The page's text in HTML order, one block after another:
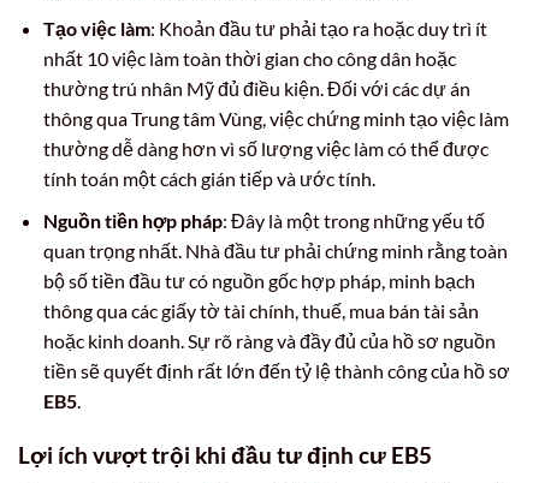
Tạo việc làm: Khoản đầu tư phải tạo ra hoặc duy trì ít
nhất 10 việc làm toàn thời gian cho công dân hoặc
thường trú nhân Mỹ đủ điều kiện. Đối với các dự án
thông qua Trung tâm Vùng, việc chứng minh tạo việc làm
thường dễ dàng hơn vì số lượng việc làm có thể được
tính toán một cách gián tiếp và ước tính.
Nguồn tiền hợp pháp: Đây là một trong những yếu tố
quan trọng nhất. Nhà đầu tư phải chứng minh rằng toàn
bộ số tiền đầu tư có nguồn gốc hợp pháp, minh bạch
thông qua các giấy tờ tài chính, thuế, mua bán tài sản
hoặc kinh doanh. Sự rõ ràng và đầy đủ của hồ sơ nguồn
tiền sẽ quyết định rất lớn đến tỷ lệ thành công của hồ sơ
EB5.
Lợi ích vượt trội khi đầu tư định cư EB5